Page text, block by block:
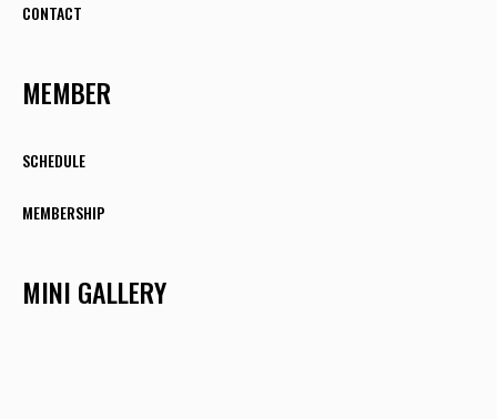
CONTACT
MEMBER
SCHEDULE
MEMBERSHIP
MINI GALLERY